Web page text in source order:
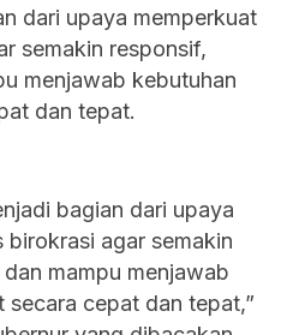
dari upaya memperkuat
semakin responsif,
menjawab kebutuhan
dan tepat.
bagian dari upaya
agar semakin
mampu menjawab
secara cepat dan tepat,”